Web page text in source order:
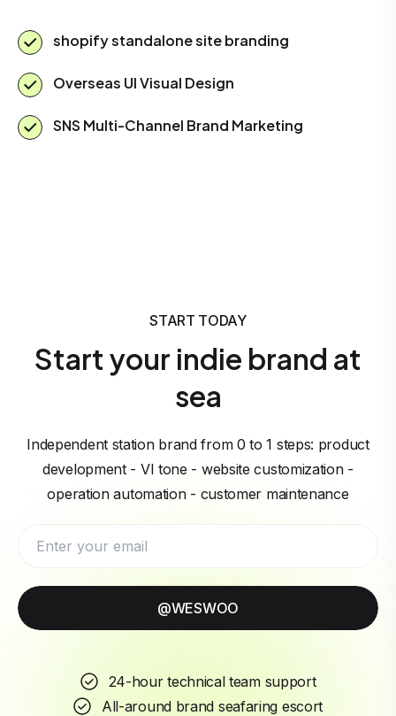
shopify standalone site branding
Overseas UI Visual Design
SNS Multi-Channel Brand Marketing
START TODAY
Start your indie brand at
sea
Independent station brand from 0 to 1 steps: product
development - VI tone - website customization -
operation automation - customer maintenance
@WESWOO
24-hour technical team support
All-around brand seafaring escort